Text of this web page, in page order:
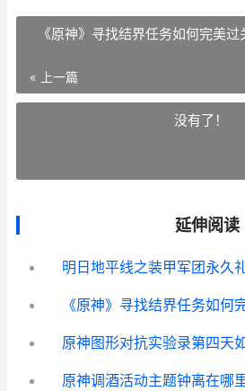
《原神》寻找结界任务如何完美
« 上一篇
没有了！
延伸阅读